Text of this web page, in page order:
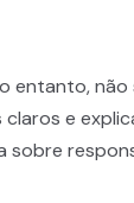
entanto, não
e
sobre